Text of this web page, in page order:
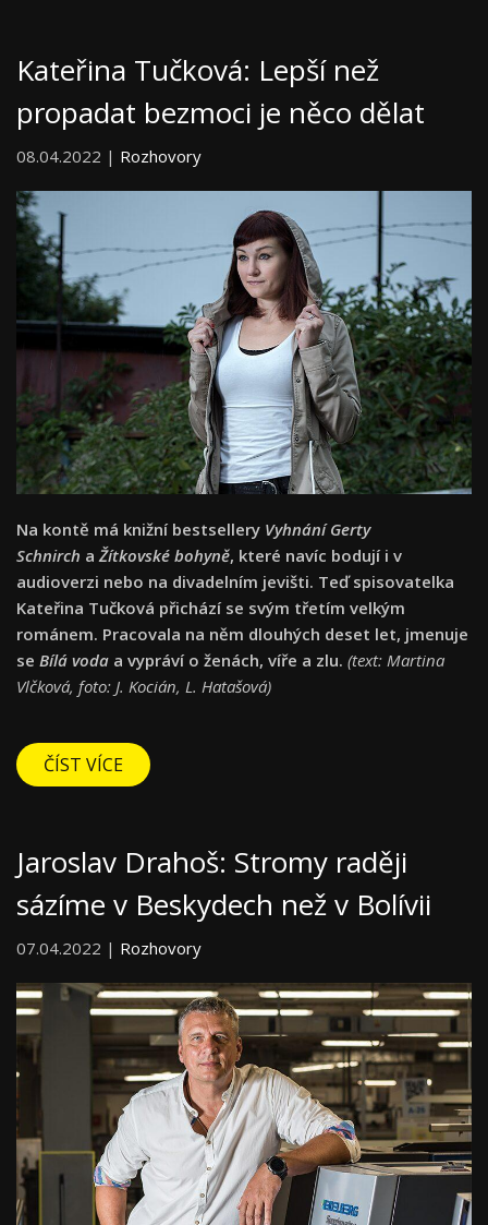
Kateřina Tučková: Lepší než
propadat bezmoci je něco dělat
08.04.2022 | Rozhovory
Na kontě má knižní bestsellery Vyhnání Gerty
Schnirch a Žítkovské bohyně, které navíc bodují i v
audioverzi nebo na divadelním jevišti. Teď spisovatelka
Kateřina Tučková přichází se svým třetím velkým
románem. Pracovala na něm dlouhých deset let, jmenuje
se Bílá voda a vypráví o ženách, víře a zlu. (text: Martina
Vlčková, foto: J. Kocián, L. Hatašová)
ČÍST VÍCE
Jaroslav Drahoš: Stromy raději
sázíme v Beskydech než v Bolívii
07.04.2022 | Rozhovory